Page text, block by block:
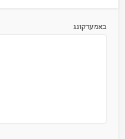
באמערקונג